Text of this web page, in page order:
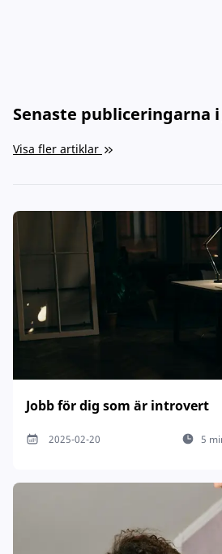
Senaste publiceringarna
Visa fler artiklar
Jobb för dig som är introvert
2025-02-20 5